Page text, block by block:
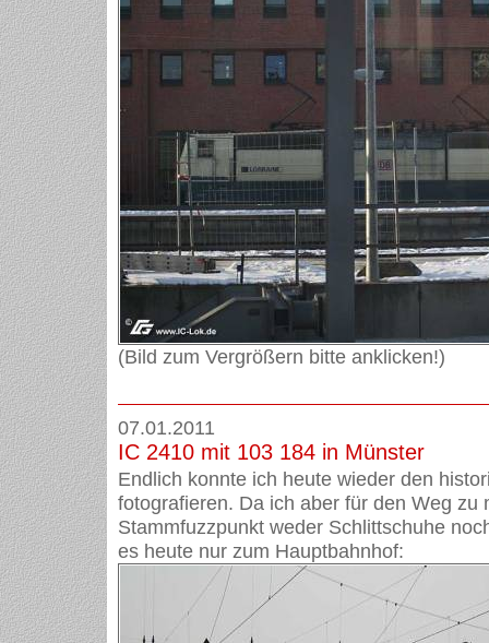
(Bild zum Vergrößern bitte anklicken!)
07.01.2011
IC 2410 mit 103 184 in Münster
Endlich konnte ich heute wieder den
fotografieren. Da ich aber für den Weg zu
Stammfuzzpunkt weder Schlittschuhe
es heute nur zum Hauptbahnhof: